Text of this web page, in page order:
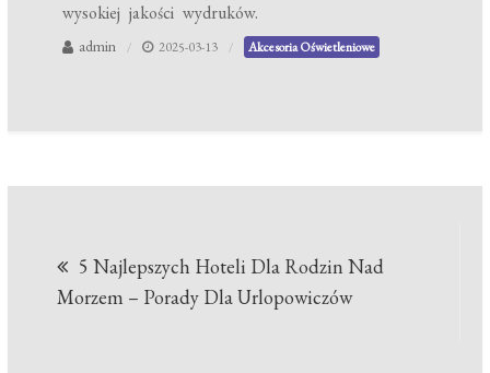
wysokiej jakości wydruków.
admin 2025-03-13 Akcesoria Oświetleniowe
wpisu
5 Najlepszych Hoteli Dla Rodzin Nad
Morzem – Porady Dla Urlopowiczów